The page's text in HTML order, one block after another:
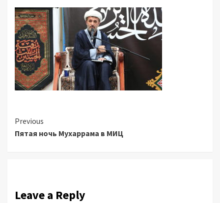
Continue
Reading
Previous
Пятая ночь Мухаррама в МИЦ
Leave a Reply